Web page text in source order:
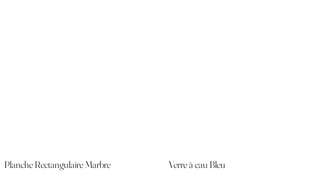
Planche Rectangulaire Marbre Verre à eau Bleu